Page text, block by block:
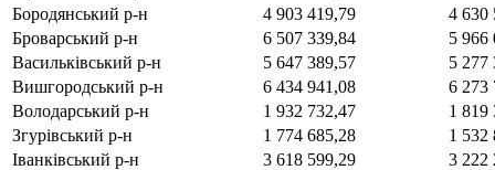
Бородянський р-н
4 903 419,79
4 630
Броварський р-н
6 507 339,84
5 966
Васильківський р-н
5 647 389,57
5 277
Вишгородський р-н
6 434 941,08
6 273
Володарський р-н
1 932 732,47
1 819
Згурівський р-н
1 774 685,28
1 532
Іванківський р-н
3 618 599,29
3 222